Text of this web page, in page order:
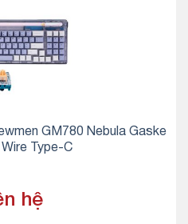
GM780 Nebula Gaske
Type-C
hệ